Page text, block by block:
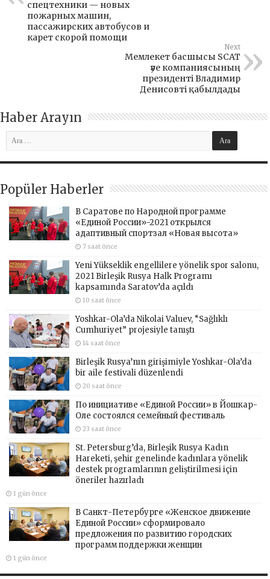
спецтехники — новых
пожарных машин,
пассажирских автобусов и
карет скорой помощи
Next
Мемлекет басшысы SCAT
әуе компаниясының
президенті Владимир
Денисовті қабылдады
Haber Arayın
Popüler Haberler
В Саратове по Народной программе
«Единой России»-2021 открылся
адаптивный спортзал «Новая высота»
7 saat önce
Yeni Yükseklik engellilere yönelik spor salonu,
2021 Birleşik Rusya Halk Programı
kapsamında Saratov’da açıldı
10 saat önce
Yoshkar-Ola’da Nikolai Valuev, “Sağlıklı
Cumhuriyet” projesiyle tanıştı
14 saat önce
Birleşik Rusya’nın girişimiyle Yoshkar-Ola’da
bir aile festivali düzenlendi
20 saat önce
По инициативе «Единой России» в Йошкар-
Оле состоялся семейный фестиваль
23 saat önce
St. Petersburg’da, Birleşik Rusya Kadın
Hareketi, şehir genelinde kadınlara yönelik
destek programlarının geliştirilmesi için
öneriler hazırladı
1 gün önce
В Санкт-Петербурге «Женское движение
Единой России» сформировало
предложения по развитию городских
программ поддержки женщин
1 gün önce